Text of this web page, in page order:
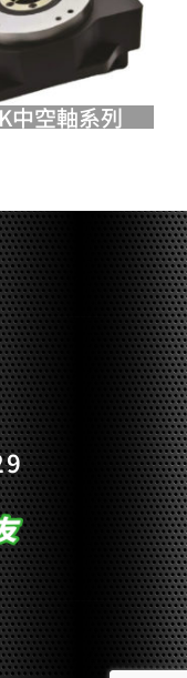
中空軸系列